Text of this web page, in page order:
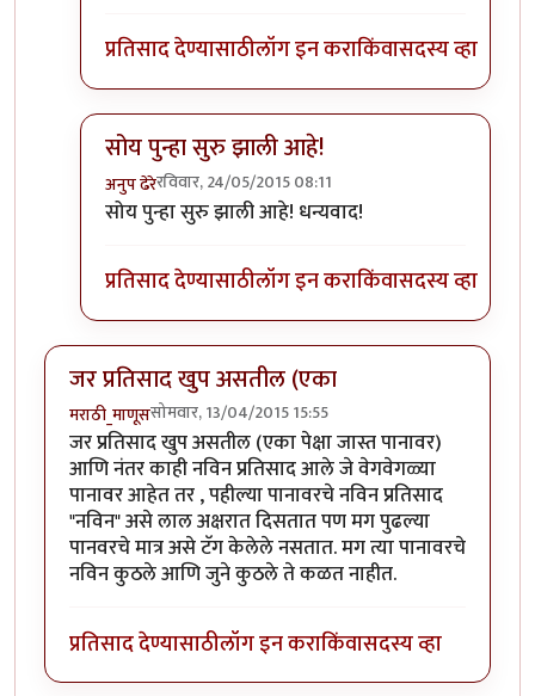
प्रतिसाद देण्यासाठीलॉग इन कराकिंवासदस्य व्हा
सोय पुन्हा सुरु झाली आहे!
अनुप ढेरेरविवार, 24/05/2015 08:11
In reply to+१byअनुप कुलकर्णी
सोय पुन्हा सुरु झाली आहे! धन्यवाद!
प्रतिसाद देण्यासाठीलॉग इन कराकिंवासदस्य व्हा
जर प्रतिसाद खुप असतील (एका
मराठी_माणूससोमवार, 13/04/2015 15:55
जर प्रतिसाद खुप असतील (एका पेक्षा जास्त पानावर)
आणि नंतर काही नविन प्रतिसाद आले जे वेगवेगळ्या
पानावर आहेत तर , पहील्या पानावरचे नविन प्रतिसाद
"नविन" असे लाल अक्षरात दिसतात पण मग पुढल्या
पानवरचे मात्र असे टॅग केलेले नसतात. मग त्या पानावरचे
नविन कुठले आणि जुने कुठले ते कळत नाहीत.
प्रतिसाद देण्यासाठीलॉग इन कराकिंवासदस्य व्हा